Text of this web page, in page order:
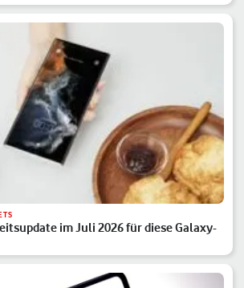
im Juli 2026 für diese Galaxy-